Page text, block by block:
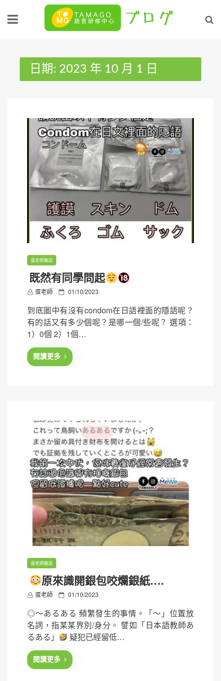
日期: 2023 年 10 月 1 日
蛋老師雜談
既然有同學問起
蛋老師
P
s
t
d
01/10/2023
到底圖中有沒有condom在日語裡面的隱語呢？
有的話又有多少個呢？是哪一個/些呢？ 選項：
1）0個 2）1個…
閱讀更多
蛋老師雜談
原來識開銀包咬爛銀紙….
蛋老師
P
s
t
e
d
01/10/2023
◎〜あるある 頻繁發生的事情。「～」位置放
名詞，指某某界別/身分。 譬如「日本語教師あ
るある」
疑犯已經留低…
閱讀更多